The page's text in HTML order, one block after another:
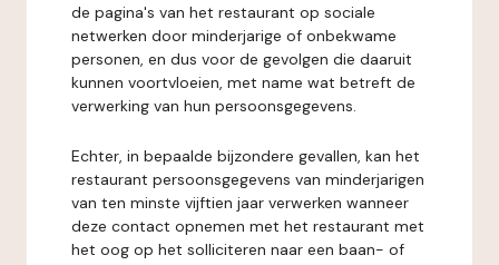
de pagina's van het restaurant op sociale
netwerken door minderjarige of onbekwame
personen, en dus voor de gevolgen die daaruit
kunnen voortvloeien, met name wat betreft de
verwerking van hun persoonsgegevens.
Echter, in bepaalde bijzondere gevallen, kan het
restaurant persoonsgegevens van minderjarigen
van ten minste vijftien jaar verwerken wanneer
deze contact opnemen met het restaurant met
het oog op het solliciteren naar een baan- of